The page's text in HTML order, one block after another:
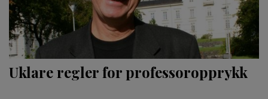
Uklare regler for professoropprykk